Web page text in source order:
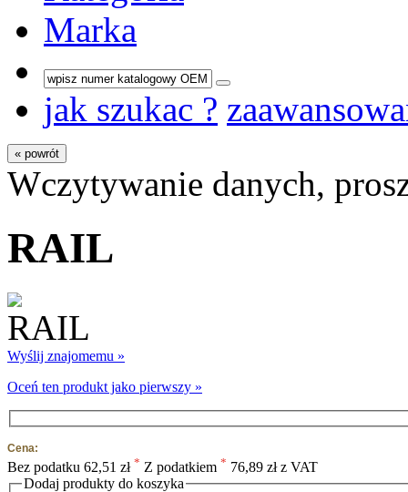
Marka
jak szukac ?
« powrót
Wczytywanie danych,
RAIL
Wyślij znajomemu »
Oceń ten produkt jako pierwszy »
Cena:
Bez podatku 62,51 zł * Z podatkiem * 76,89 zł z VAT
Dodaj produkty do koszyka